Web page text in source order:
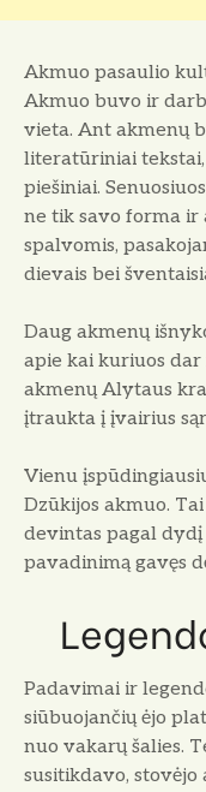
Akmuo pasaulio
Akmuo buvo ir
vieta. Ant akmenų
literatūriniai
piešiniai.
ne tik savo forma ir
spalvomis,
dievais bei
Daug akmenų
apie kai kuriuos
akmenų Alytaus
įtraukta į įvairius
Vienu
Dzūkijos akmuo.
devintas pagal
pavadinimą gavęs
Padavimai ir
siūbuojančių ėjo
nuo vakarų šalies.
susitikdavo, stovėjo